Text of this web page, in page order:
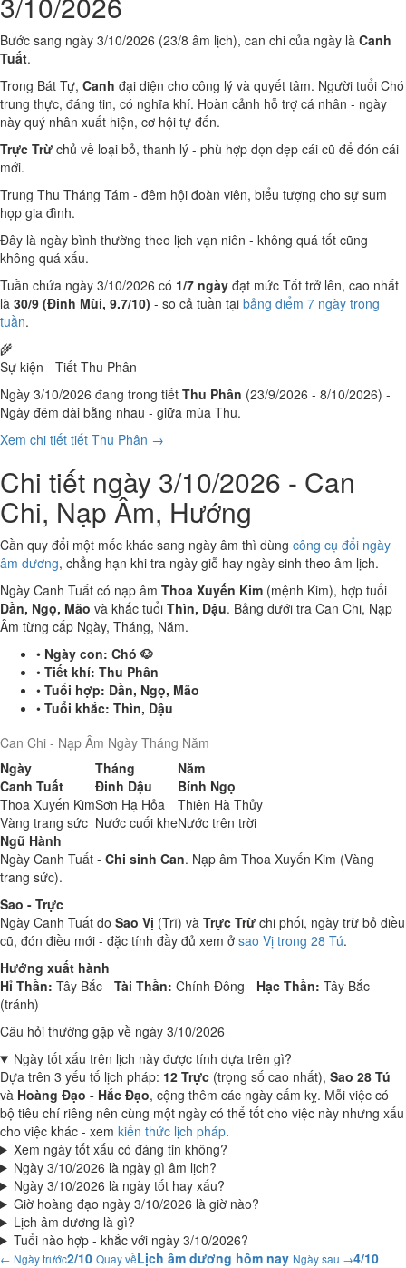
Bước sang ngày 3/10/2026 (23/8 âm lịch), can chi của ngày là Canh
Tuất.
Trong Bát Tự, Canh đại diện cho công lý và quyết tâm. Người tuổi Chó
trung thực, đáng tin, có nghĩa khí. Hoàn cảnh hỗ trợ cá nhân - ngày
này quý nhân xuất hiện, cơ hội tự đến.
Trực Trừ chủ về loại bỏ, thanh lý - phù hợp dọn dẹp cái cũ để đón cái
mới.
Trung Thu Tháng Tám - đêm hội đoàn viên, biểu tượng cho sự sum
họp gia đình.
Đây là ngày bình thường theo lịch vạn niên - không quá tốt cũng
không quá xấu.
Tuần chứa ngày 3/10/2026 có 1/7 ngày đạt mức Tốt trở lên, cao nhất
là 30/9 (Đinh Mùi, 9.7/10) - so cả tuần tại bảng điểm 7 ngày trong
tuần.
🌾
Sự kiện - Tiết Thu Phân
Ngày 3/10/2026 đang trong tiết Thu Phân (23/9/2026 - 8/10/2026) -
Ngày đêm dài bằng nhau - giữa mùa Thu.
Xem chi tiết tiết Thu Phân →
Chi tiết ngày 3/10/2026 - Can
Chi, Nạp Âm, Hướng
Cần quy đổi một mốc khác sang ngày âm thì dùng công cụ đổi ngày
âm dương, chẳng hạn khi tra ngày giỗ hay ngày sinh theo âm lịch.
Ngày Canh Tuất có nạp âm Thoa Xuyến Kim (mệnh Kim), hợp tuổi
Dần, Ngọ, Mão và khắc tuổi Thìn, Dậu. Bảng dưới tra Can Chi, Nạp
Âm từng cấp Ngày, Tháng, Năm.
• Ngày con: Chó 🐶
• Tiết khí: Thu Phân
• Tuổi hợp: Dần, Ngọ, Mão
• Tuổi khắc: Thìn, Dậu
Can Chi - Nạp Âm Ngày Tháng Năm
Ngày
Tháng
Năm
Canh Tuất
Đinh Dậu
Bính Ngọ
Thoa Xuyến KimSơn Hạ Hỏa
Thiên Hà Thủy
Vàng trang sức Nước cuối kheNước trên trời
Ngũ Hành
Ngày Canh Tuất - Chi sinh Can. Nạp âm Thoa Xuyến Kim (Vàng
trang sức).
Sao - Trực
Ngày Canh Tuất do Sao Vị (Trĩ) và Trực Trừ chi phối, ngày trừ bỏ điều
cũ, đón điều mới - đặc tính đầy đủ xem ở sao Vị trong 28 Tú.
Hướng xuất hành
Hỉ Thần: Tây Bắc - Tài Thần: Chính Đông - Hạc Thần: Tây Bắc
(tránh)
Câu hỏi thường gặp về ngày 3/10/2026
Ngày tốt xấu trên lịch này được tính dựa trên gì?
Dựa trên 3 yếu tố lịch pháp: 12 Trực (trọng số cao nhất), Sao 28 Tú
và Hoàng Đạo - Hắc Đạo, cộng thêm các ngày cấm kỵ. Mỗi việc có
bộ tiêu chí riêng nên cùng một ngày có thể tốt cho việc này nhưng xấu
cho việc khác - xem kiến thức lịch pháp.
Xem ngày tốt xấu có đáng tin không?
Ngày 3/10/2026 là ngày gì âm lịch?
Ngày 3/10/2026 là ngày tốt hay xấu?
Giờ hoàng đạo ngày 3/10/2026 là giờ nào?
Lịch âm dương là gì?
Tuổi nào hợp - khắc với ngày 3/10/2026?
← Ngày trước2/10 Quay vềLịch âm dương hôm nay Ngày sau →4/10